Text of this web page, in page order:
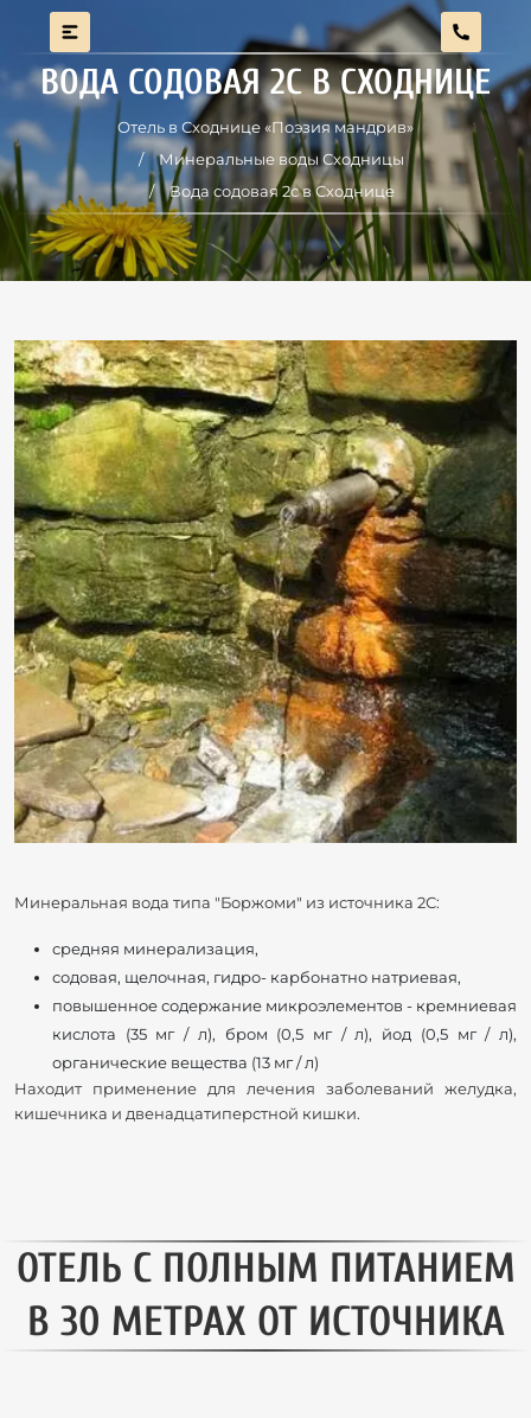
ВОДА СОДОВАЯ 2С В СХОДНИЦЕ
Отель в Сходнице «Поэзия мандрив»
Минеральные воды Сходницы
Вода содовая 2с в Сходнице
Минеральная вода типа "Боржоми" из источника 2С:
средняя минерализация,
содовая, щелочная, гидро- карбонатно натриевая,
повышенное содержание микроэлементов - кремниевая
кислота (35 мг / л), бром (0,5 мг / л), йод (0,5 мг / л),
органические вещества (13 мг / л)
Находит применение для лечения заболеваний желудка,
кишечника и двенадцатиперстной кишки.
ОТЕЛЬ С ПОЛНЫМ ПИТАНИЕМ
В 30 МЕТРАХ ОТ ИСТОЧНИКА